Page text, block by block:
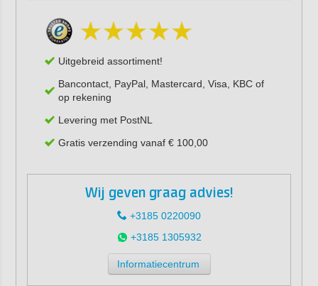
Uitgebreid assortiment!
Bancontact, PayPal, Mastercard, Visa, KBC of
op rekening
Levering met PostNL
Gratis verzending vanaf € 100,00
Wij geven graag advies!
+3185 0220090
+3185 1305932
Informatiecentrum